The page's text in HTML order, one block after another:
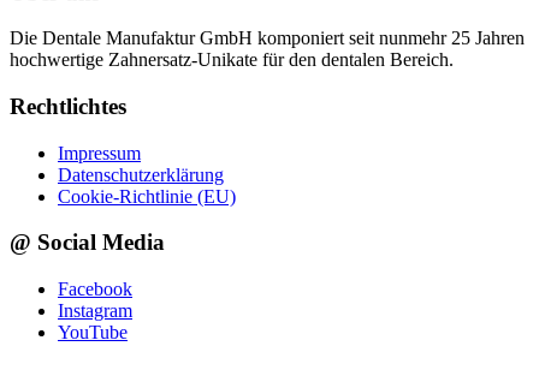
Die Dentale Manufaktur GmbH komponiert seit nunmehr 25 Jahren
hochwertige Zahnersatz-Unikate für den dentalen Bereich.
Rechtlichtes
Impressum
Datenschutzerklärung
Cookie-Richtlinie (EU)
@ Social Media
Facebook
Instagram
YouTube